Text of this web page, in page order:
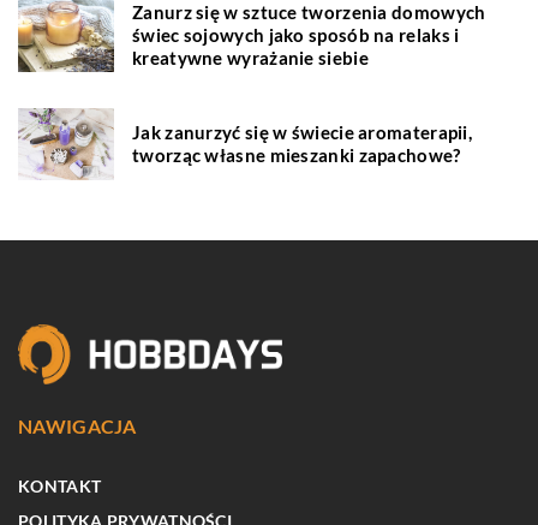
Zanurz się w sztuce tworzenia domowych
świec sojowych jako sposób na relaks i
kreatywne wyrażanie siebie
Jak zanurzyć się w świecie aromaterapii,
tworząc własne mieszanki zapachowe?
NAWIGACJA
KONTAKT